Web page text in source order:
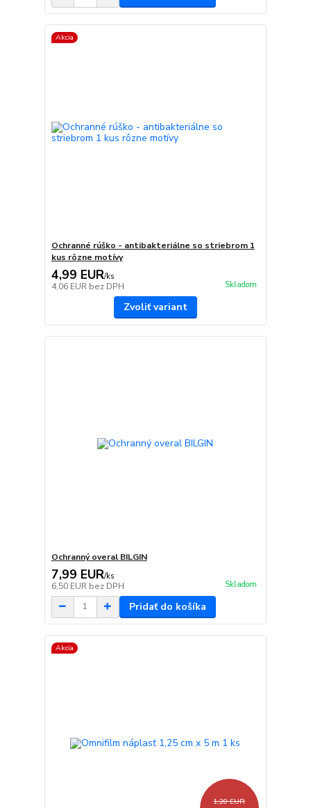
Akcia
Ochranné rúško - antibakteriálne so striebrom 1
kus rôzne motívy
4,99 EUR/ks
4,06 EUR bez DPH Skladom
Zvoliť variant
Ochranný overal BILGIN
7,99 EUR/ks
6,50 EUR bez DPH Skladom
Pridať do košíka
Akcia
1,20 EUR